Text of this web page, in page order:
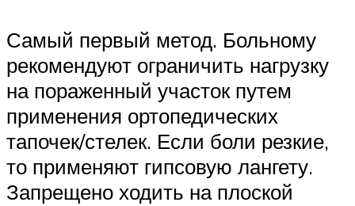
Самый первый метод. Больному
рекомендуют ограничить нагрузку
на пораженный участок путем
применения ортопедических
тапочек/стелек. Если боли резкие,
то применяют гипсовую лангету.
Запрещено ходить на плоской